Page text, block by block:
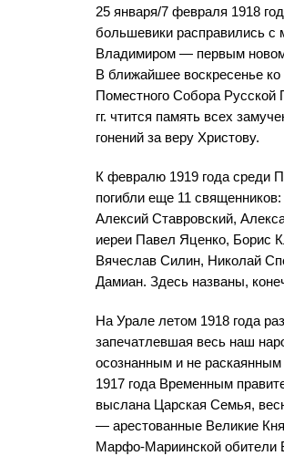
25 января/7 февраля 1918
большевики расправились с
Владимиром — первым
В ближайшее воскресенье
Поместного Собора Русской
гг. чтится память всех
гонений за веру Христову.
К февралю 1919 года среди
погибли еще 11
Алексий Ставровский,
иереи Павел Яценко, Борис
Вячеслав Силин, Николай
Дамиан. Здесь названы,
На Урале летом 1918 года
запечатлевшая весь наш
осознанным и не раскаянным
1917 года Временным
выслана Царская Семья,
— арестованные Великие
Марфо-Мариинской обители